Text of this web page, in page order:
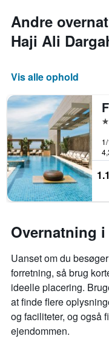
Andre
Haji Ali
Vis alle ophold
Overnatning
Uanset om du
forretning, så brug
ideelle placering.
at finde flere
og faciliteter, og også
ejendommen.